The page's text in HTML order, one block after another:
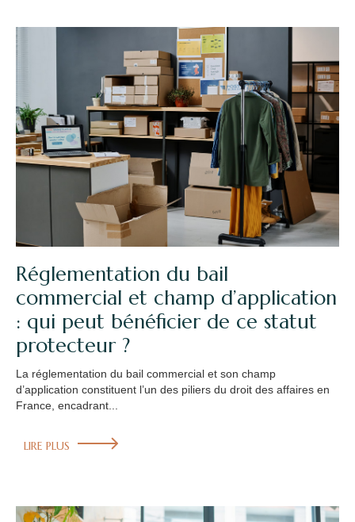
Réglementation du bail
commercial et champ d’application
: qui peut bénéficier de ce statut
protecteur ?
La réglementation du bail commercial et son champ
d’application constituent l’un des piliers du droit des affaires en
France, encadrant...
LIRE PLUS